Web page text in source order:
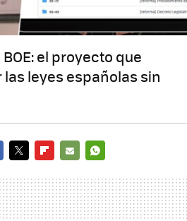
el proyecto que
leyes españolas sin
MAIL